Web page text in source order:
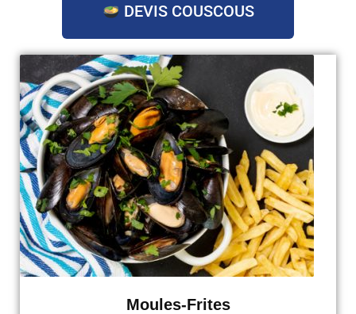
DEVIS COUSCOUS
Moules-Frites